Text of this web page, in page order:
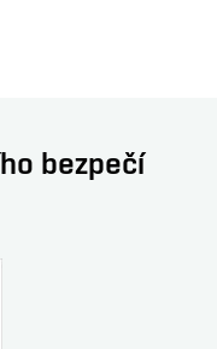
bezpečí